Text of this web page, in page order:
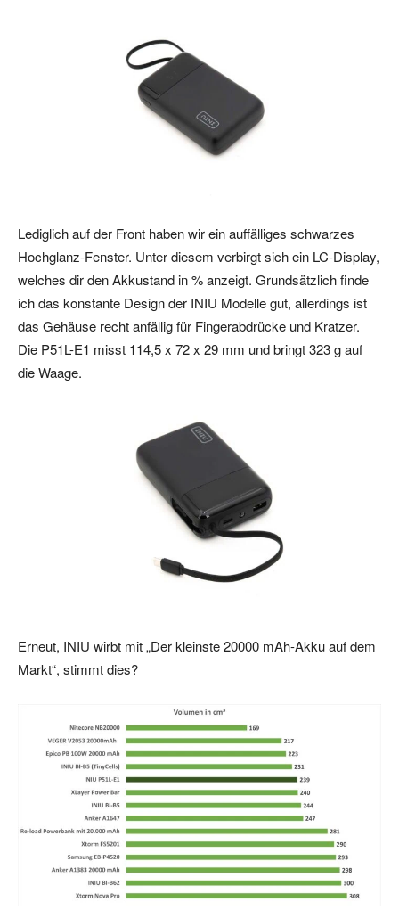
Lediglich auf der Front haben wir ein auffälliges schwarzes
Hochglanz-Fenster. Unter diesem verbirgt sich ein LC-Display,
welches dir den Akkustand in % anzeigt. Grundsätzlich finde
ich das konstante Design der INIU Modelle gut, allerdings ist
das Gehäuse recht anfällig für Fingerabdrücke und Kratzer.
Die P51L-E1 misst 114,5 x 72 x 29 mm und bringt 323 g auf
die Waage.
Erneut, INIU wirbt mit „Der kleinste 20000 mAh-Akku auf dem
Markt“, stimmt dies?